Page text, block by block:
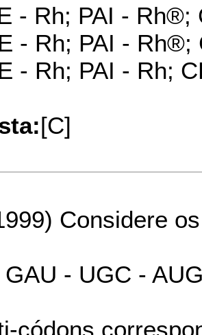
- Rh­; PAI - Rh®;
- Rh­; PAI - Rh®;
- Rh­; PAI - Rh­;
[C]
Considere
- UGC -
códons